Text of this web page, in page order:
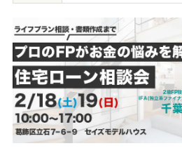
お問い合わせ・お見積り
お知らせ・イベント情報
リフォームコラム